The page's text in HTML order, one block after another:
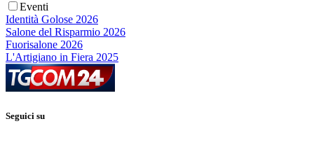
Eventi
Identità Golose 2026
Salone del Risparmio 2026
Fuorisalone 2026
L'Artigiano in Fiera 2025
Seguici su